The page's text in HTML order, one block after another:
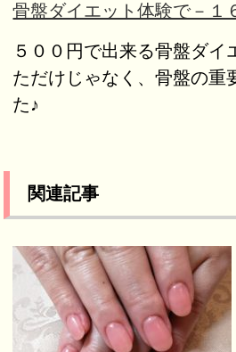
骨盤ダイエット体験で－１
５００円で出来る骨盤ダイ
ただけじゃなく、骨盤の重
た♪
関連記事